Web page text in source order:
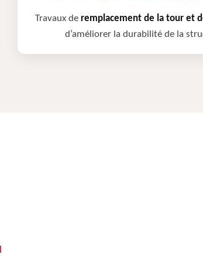
Travaux de remplacement de la tour et
d’améliorer la durabilité de la